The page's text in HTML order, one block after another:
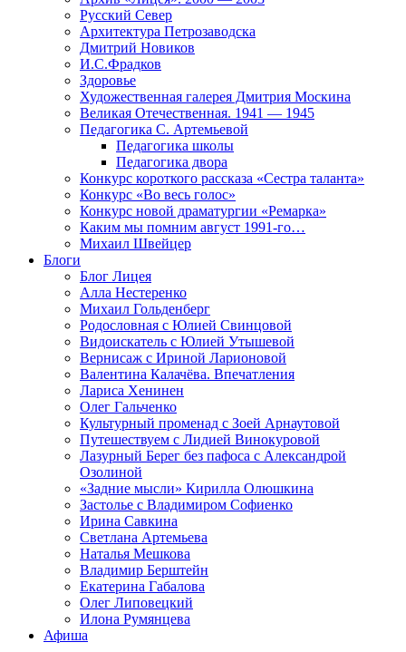
Русский Север
Архитектура Петрозаводска
Дмитрий Новиков
И.С.Фрадков
Здоровье
Художественная галерея Дмитрия Москина
Великая Отечественная. 1941 — 1945
Педагогика С. Артемьевой
Педагогика школы
Педагогика двора
Конкурс короткого рассказа «Сестра таланта»
Конкурс «Во весь голос»
Конкурс новой драматургии «Ремарка»
Каким мы помним август 1991-го…
Михаил Швейцер
Блоги
Блог Лицея
Алла Нестеренко
Михаил Гольденберг
Родословная с Юлией Свинцовой
Видоискатель с Юлией Утышевой
Вернисаж с Ириной Ларионовой
Валентина Калачёва. Впечатления
Лариса Хенинен
Олег Гальченко
Культурный променад с Зоей Арнаутовой
Путешествуем с Лидией Винокуровой
Лазурный Берег без пафоса с Александрой
Озолиной
«Задние мысли» Кирилла Олюшкина
Застолье с Владимиром Софиенко
Ирина Савкина
Светлана Артемьева
Наталья Мешкова
Владимир Берштейн
Екатерина Габалова
Олег Липовецкий
Илона Румянцева
Афиша